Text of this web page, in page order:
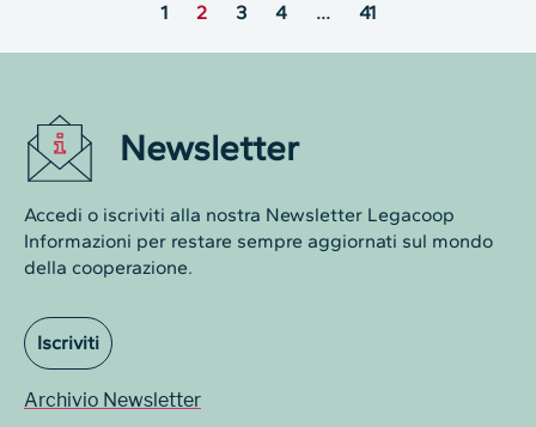
1 2 3 4 … 41
Newsletter
Accedi o iscriviti alla nostra Newsletter Legacoop
Informazioni per restare sempre aggiornati sul mondo
della cooperazione.
Iscriviti
Archivio Newsletter